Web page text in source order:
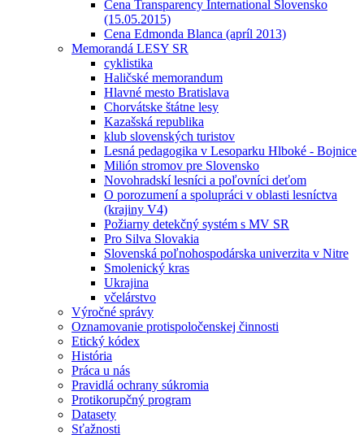
Cena Transparency International Slovensko
(15.05.2015)
Cena Edmonda Blanca (apríl 2013)
Memorandá LESY SR
cyklistika
Haličské memorandum
Hlavné mesto Bratislava
Chorvátske štátne lesy
Kazašská republika
klub slovenských turistov
Lesná pedagogika v Lesoparku Hlboké - Bojnice
Milión stromov pre Slovensko
Novohradskí lesníci a poľovníci deťom
O porozumení a spolupráci v oblasti lesníctva
(krajiny V4)
Požiarny detekčný systém s MV SR
Pro Silva Slovakia
Slovenská poľnohospodárska univerzita v Nitre
Smolenický kras
Ukrajina
včelárstvo
Výročné správy
Oznamovanie protispoločenskej činnosti
Etický kódex
História
Práca u nás
Pravidlá ochrany súkromia
Protikorupčný program
Datasety
Sťažnosti